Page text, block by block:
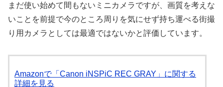
まだ使い始めて間もないミニカメラですが、画質を考えな
いことを前提で今のところ周りを気にせず持ち運べる街撮
り用カメラとしては最適ではないかと評価しています。
Amazonで「Canon iNSPiC REC GRAY」に関する
詳細を見る